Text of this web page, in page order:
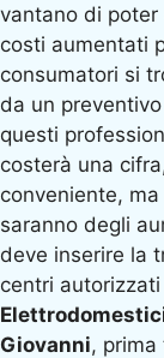
vantano di
costi aumentati
consumatori si
da un
questi
costerà una
conveniente,
saranno degli
deve inserire la
centri
Giovanni, prima